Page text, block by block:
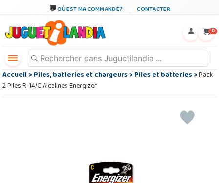
OÙ EST MA COMMANDE? CONTACTER
0
Accueil>Piles, batteries et chargeurs>Piles et batteries>Pack
2 Piles R-14/C Alcalines Energizer